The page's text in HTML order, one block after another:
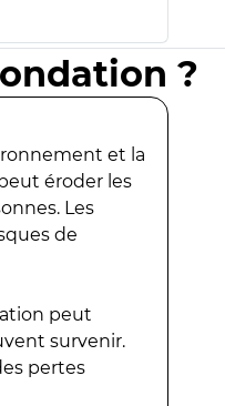
?
et la
éroder les
Les
de
peut
survenir.
pertes